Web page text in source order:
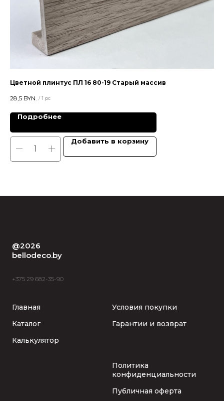
Цветной плинтус ПЛ 16 80-19 Старый массив
28,5 BYN. / 1 pc
Подробнее
Добавить в корзину
@2026
bellodeco.by
+375 29 682-35-90
Главная
Каталог
Калькулятор
Условия покупки
Гарантии и возврат
Политика
конфиденциальности
Публичная оферта